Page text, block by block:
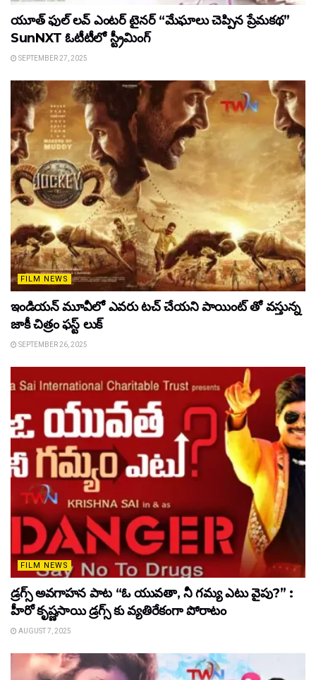
యూత్ ఫుల్ లవ్ ఎంటర్ టైనర్ “మేఘాలు చెప్పిన ప్రేమకథ”
SunNXT ఓటీటీలో స్ట్రీమింగ్
SEPTEMBER 27, 2025
FILM NEWS
ఇండియన్ మూవీలో ఎవరు టచ్ చేయని పాయింట్ తో వస్తున్న
జాకీ చిత్రం ఫస్ట్ లుక్
SEPTEMBER 26, 2025
FILM NEWS
డ్రగ్స్ అవగాహన పాట “ఓ యువతా, నీ గమ్య ఎటు వైపు?” :
హీరో కృష్ణసాయి డ్రగ్స్ కు వ్యతిరేకంగా పోరాటం
AUGUST 7, 2025